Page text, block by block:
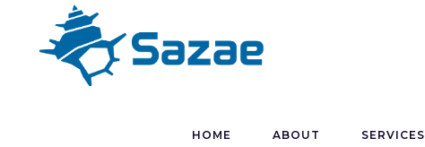
HOME ABOUT SERVICES